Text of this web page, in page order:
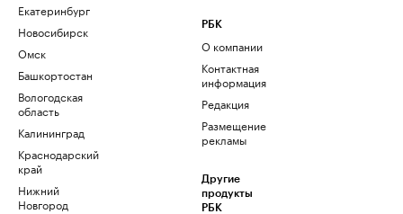
Екатеринбург
Новосибирск
Омск
Башкортостан
Вологодская
область
Калининград
Краснодарский
край
Нижний
Новгород
РБК
О компании
Контактная
информация
Редакция
Размещение
рекламы
Другие
продукты
РБК